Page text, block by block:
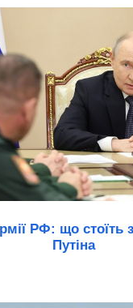
РФ: що стоїть
Путіна